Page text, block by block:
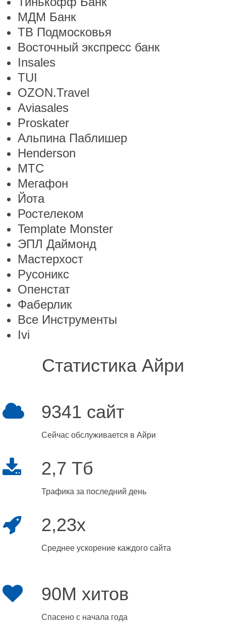
МДМ Банк
ТВ Подмосковья
Восточный экспресс банк
Insales
TUI
OZON.Travel
Aviasales
Proskater
Альпина Паблишер
Henderson
МТС
Мегафон
Йота
Ростелеком
Template Monster
ЭПЛ Даймонд
Мастерхост
Русоникс
Опенстат
Фаберлик
Все Инструменты
Ivi
Статистика Айри
9341 сайт
Сейчас обслуживается в Айри
2,7 Тб
Трафика за последний день
2,23x
Среднее ускорение каждого сайта
90M хитов
Спасено с начала года